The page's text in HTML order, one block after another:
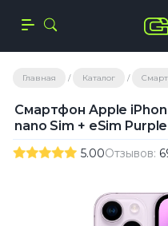
Главная Каталог
Смартфон Apple
nano Sim + eSim Purple
5.00Отзывов: